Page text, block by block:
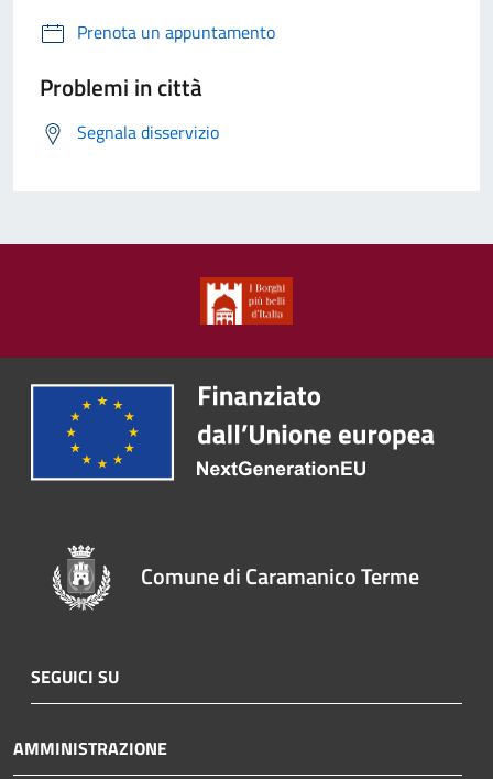
Prenota un appuntamento
Problemi in città
Segnala disservizio
Comune di Caramanico Terme
SEGUICI SU
AMMINISTRAZIONE